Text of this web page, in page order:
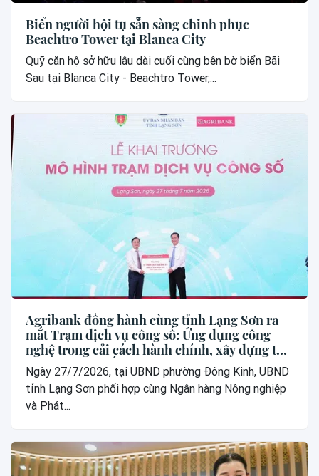
Biển người hội tụ sẵn sàng chinh phục
Beachtro Tower tại Blanca City
Quỹ căn hộ sở hữu lâu dài cuối cùng bên bờ biển Bãi
Sau tại Blanca City - Beachtro Tower,...
Agribank đồng hành cùng tỉnh Lạng Sơn ra
mắt Trạm dịch vụ công số: Ứng dụng công
nghệ trong cải cách hành chính, xây dựng thế
hệ “công dân số”
Ngày 27/7/2026, tại UBND phường Đông Kinh, UBND
tỉnh Lạng Sơn phối hợp cùng Ngân hàng Nông nghiệp
và Phát...